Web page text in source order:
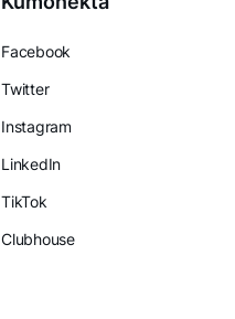
Facebook
Twitter
Instagram
LinkedIn
TikTok
Clubhouse